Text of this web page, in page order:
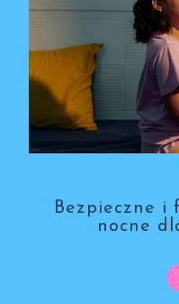
Bezpieczne i
nocne